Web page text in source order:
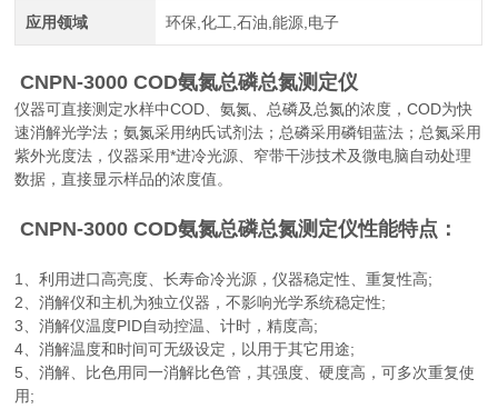
应用领域 环保,化工,石油,能源,电子
CNPN-3000 COD氨氮总磷总氮测定仪
仪器可直接测定水样中COD、氨氮、总磷及总氮的浓度，COD为快
速消解光学法；氨氮采用纳氏试剂法；总磷采用磷钼蓝法；总氮采用
紫外光度法，仪器采用*进冷光源、窄带干涉技术及微电脑自动处理
数据，直接显示样品的浓度值。
CNPN-3000 COD氨氮总磷总氮测定仪性能特点：
1、利用进口高亮度、长寿命冷光源，仪器稳定性、重复性高;
2、消解仪和主机为独立仪器，不影响光学系统稳定性;
3、消解仪温度PID自动控温、计时，精度高;
4、消解温度和时间可无级设定，以用于其它用途;
5、消解、比色用同一消解比色管，其强度、硬度高，可多次重复使
用;